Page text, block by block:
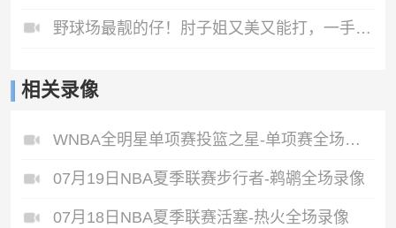
野球场最靓的仔！肘子姐又美又能打，一手三分直接射穿全场🏀
相关录像
WNBA全明星单项赛投篮之星-单项赛全场录像
07月19日NBA夏季联赛步行者-鹈鹕全场录像
07月18日NBA夏季联赛活塞-热火全场录像